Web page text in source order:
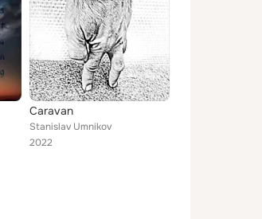
Caravan
Stanislav Umnikov
2022